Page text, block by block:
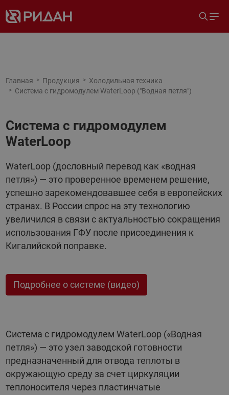
Главная Продукция
Холодильная техника
Система с гидромодулем WaterLoop ("Водная петля")
Система с гидромодулем
WaterLoop
WaterLoop (дословный перевод как «водная
петля») — это проверенное временем решение,
успешно зарекомендовавшее себя в европейских
странах. В России спрос на эту технологию
увеличился в связи с актуальностью сокращения
использования ГФУ после присоединения к
Кигалийской поправке.
Подробнее о системе (видео)
Система с гидромодулем WaterLoop («Водная
петля») — это узел заводской готовности
предназначенный для отвода теплоты в
окружающую среду за счет циркуляции
теплоносителя через пластинчатые